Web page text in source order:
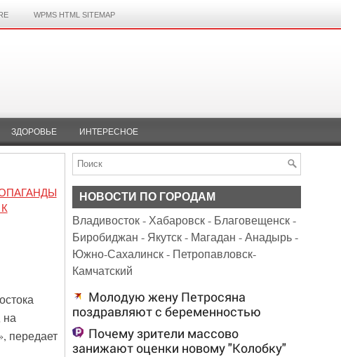
WPMS HTML SITEMAP
ЗДОРОВЬЕ ИНТЕРЕСНОЕ
на
передает
НОВОСТИ ПО ГОРОДАМ
Владивосток-Хабаровск- Благовещенск-
Биробиджан - Якутск- Магадан -Анадырь-
Южно-Сахалинск- Петропавловск-
Камчатский
Молодую жену Петросяна
поздравляют с беременностью
Почему зрители массово
занижают оценки новому "Колобку"